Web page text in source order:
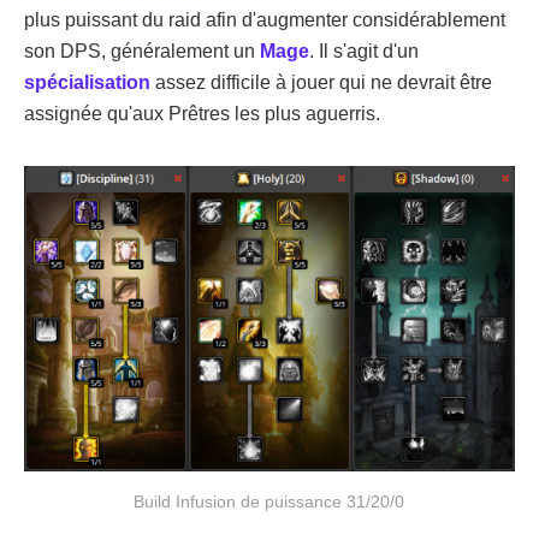
plus puissant du raid afin d'augmenter considérablement
son DPS, généralement un Mage. Il s'agit d'un
spécialisation assez difficile à jouer qui ne devrait être
assignée qu'aux Prêtres les plus aguerris.
Build Infusion de puissance 31/20/0